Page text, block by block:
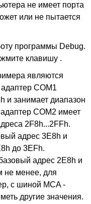
не имеет порта
или не пытается
программы Debug.
клавишу .
являются
COM1
и занимает диапазон
COM2 имеет
2F8h...2FFh.
адрес 3E8h и
до 3EFh.
адрес 2E8h и
не менее, для
с шиной MCA -
другие значения.